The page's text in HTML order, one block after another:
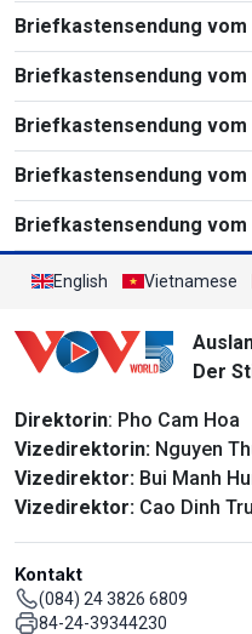
Briefkastensendung vom
Briefkastensendung vom
Briefkastensendung vom
Briefkastensendung vom
Briefkastensendung vom
English Vietnamese
Der
Direktorin: Pho Cam Hoa
Vizedirektorin: Nguyen
Vizedirektor: Bui Manh
Vizedirektor: Cao Dinh
Kontakt
(084) 24 3826 6809
84-24-39344230